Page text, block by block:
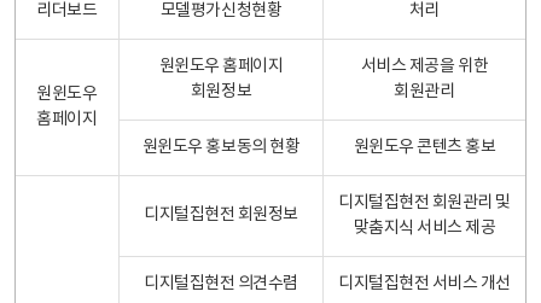
리더보드
모델평가신청현황
처리
원윈도우
홈페이지
원윈도우 홈페이지
회원정보
서비스 제공을 위한
회원관리
원윈도우 홍보동의 현황 원윈도우 콘텐츠 홍보
디지털집현전 회원정보
디지털집현전 회원관리 및
맞춤지식 서비스 제공
디지털집현전 의견수렴 디지털집현전 서비스 개선